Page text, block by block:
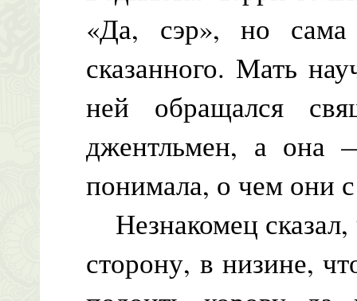
«Да, сэр», но
сказанного. Мать
ней обращался
джентльмен, а
понимала, о чем они
Незнакомец
сторону, в низине,